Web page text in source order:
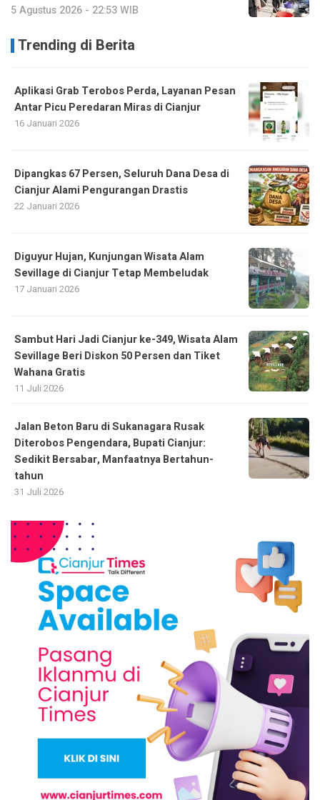
5 Agustus 2026 - 22:53 WIB
Trending di Berita
Aplikasi Grab Terobos Perda, Layanan Pesan
Antar Picu Peredaran Miras di Cianjur
16 Januari 2026
Dipangkas 67 Persen, Seluruh Dana Desa di
Cianjur Alami Pengurangan Drastis
22 Januari 2026
Diguyur Hujan, Kunjungan Wisata Alam
Sevillage di Cianjur Tetap Membeludak
17 Januari 2026
Sambut Hari Jadi Cianjur ke-349, Wisata Alam
Sevillage Beri Diskon 50 Persen dan Tiket
Wahana Gratis
11 Juli 2026
Jalan Beton Baru di Sukanagara Rusak
Diterobos Pengendara, Bupati Cianjur:
Sedikit Bersabar, Manfaatnya Bertahun-
tahun
31 Juli 2026